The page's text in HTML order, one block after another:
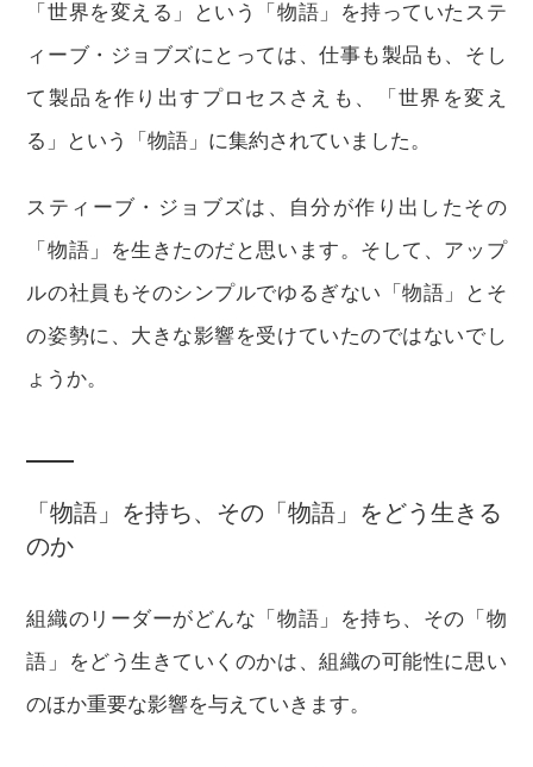
「世界を変える」という「物語」を持っていたステ
ィーブ・ジョブズにとっては、仕事も製品も、そし
て製品を作り出すプロセスさえも、「世界を変え
る」という「物語」に集約されていました。
スティーブ・ジョブズは、自分が作り出したその
「物語」を生きたのだと思います。そして、アップ
ルの社員もそのシンプルでゆるぎない「物語」とそ
の姿勢に、大きな影響を受けていたのではないでし
ょうか。
「物語」を持ち、その「物語」をどう生きる
のか
組織のリーダーがどんな「物語」を持ち、その「物
語」をどう生きていくのかは、組織の可能性に思い
のほか重要な影響を与えていきます。